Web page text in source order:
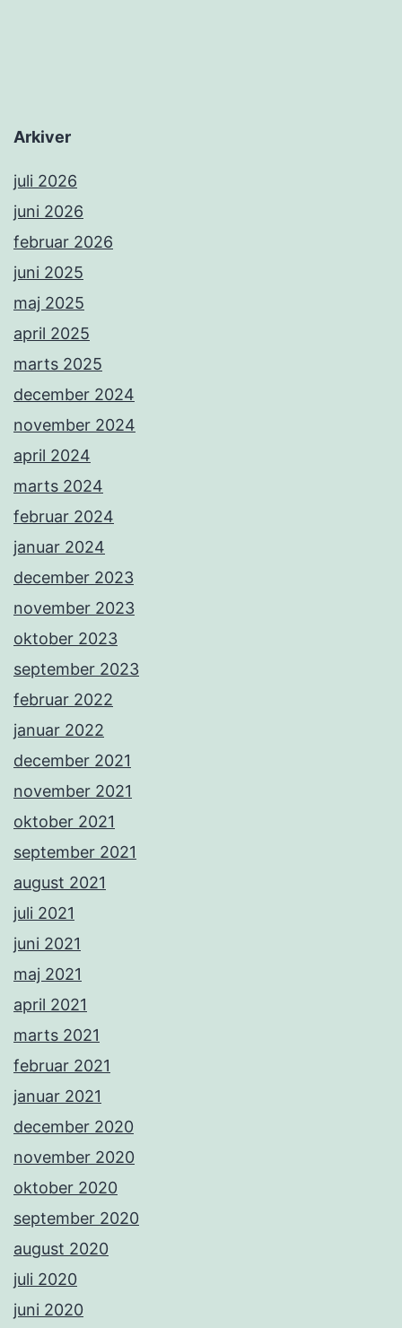
Arkiver
juli 2026
juni 2026
februar 2026
juni 2025
maj 2025
april 2025
marts 2025
december 2024
november 2024
april 2024
marts 2024
februar 2024
januar 2024
december 2023
november 2023
oktober 2023
september 2023
februar 2022
januar 2022
december 2021
november 2021
oktober 2021
september 2021
august 2021
juli 2021
juni 2021
maj 2021
april 2021
marts 2021
februar 2021
januar 2021
december 2020
november 2020
oktober 2020
september 2020
august 2020
juli 2020
juni 2020